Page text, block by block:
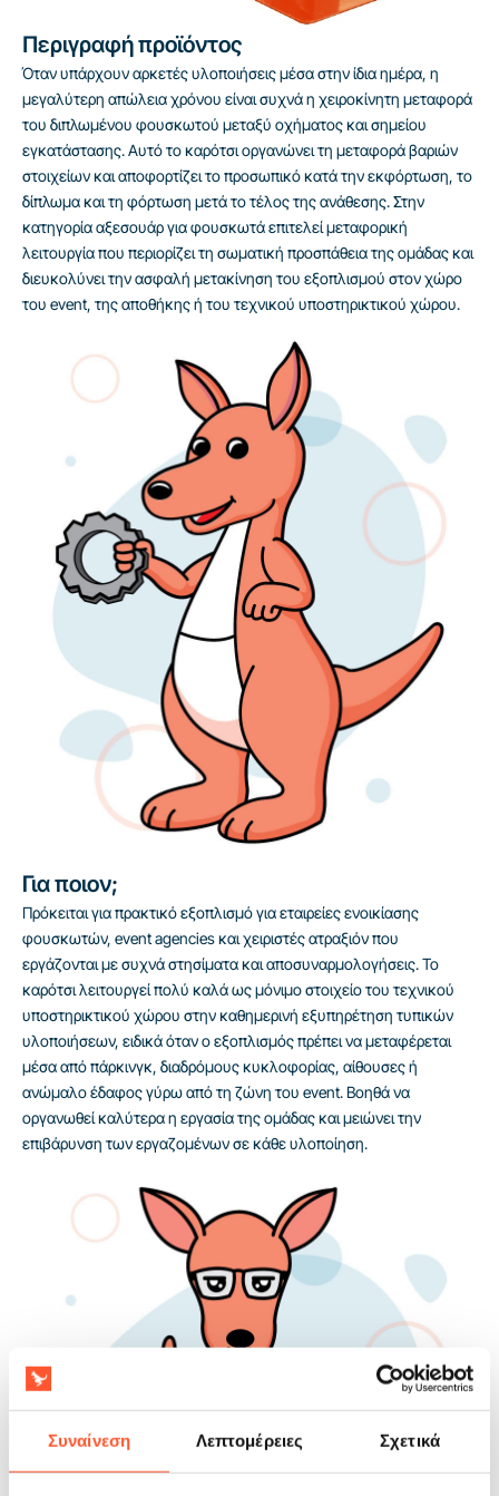
Συναίνεση Λεπτομέρειες Σχετικά
Περιγραφή προϊόντος
Όταν υπάρχουν αρκετές υλοποιήσεις μέσα στην ίδια ημέρα, η
μεγαλύτερη απώλεια χρόνου είναι συχνά η χειροκίνητη μεταφορά
του διπλωμένου φουσκωτού μεταξύ οχήματος και σημείου
εγκατάστασης. Αυτό το καρότσι οργανώνει τη μεταφορά βαριών
στοιχείων και αποφορτίζει το προσωπικό κατά την εκφόρτωση, το
δίπλωμα και τη φόρτωση μετά το τέλος της ανάθεσης. Στην
κατηγορία αξεσουάρ για φουσκωτά επιτελεί μεταφορική
λειτουργία που περιορίζει τη σωματική προσπάθεια της ομάδας και
διευκολύνει την ασφαλή μετακίνηση του εξοπλισμού στον χώρο
του event, της αποθήκης ή του τεχνικού υποστηρικτικού χώρου.
Για ποιον;
Πρόκειται για πρακτικό εξοπλισμό για εταιρείες ενοικίασης
φουσκωτών, event agencies και χειριστές ατραξιόν που
εργάζονται με συχνά στησίματα και αποσυναρμολογήσεις. Το
καρότσι λειτουργεί πολύ καλά ως μόνιμο στοιχείο του τεχνικού
υποστηρικτικού χώρου στην καθημερινή εξυπηρέτηση τυπικών
υλοποιήσεων, ειδικά όταν ο εξοπλισμός πρέπει να μεταφέρεται
μέσα από πάρκινγκ, διαδρόμους κυκλοφορίας, αίθουσες ή
ανώμαλο έδαφος γύρω από τη ζώνη του event. Βοηθά να
οργανωθεί καλύτερα η εργασία της ομάδας και μειώνει την
επιβάρυνση των εργαζομένων σε κάθε υλοποίηση.